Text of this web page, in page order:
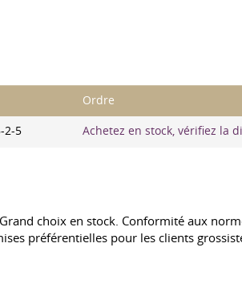
Ordre
2-5 Achetez en stock, vérifiez la
choix en stock. Conformité aux
préférentielles pour les clients